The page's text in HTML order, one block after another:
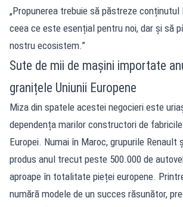
„Propunerea trebuie să păstreze conținutul
ceea ce este esențial pentru noi, dar și să
nostru ecosistem.”
Sute de mii de mașini importate
granițele Uniunii Europene
Miza din spatele acestei negocieri este
dependența marilor constructori de
Europei. Numai în Maroc, grupurile Renault
produs anul trecut peste 500.000 de
aproape în totalitate pieței europene.
numără modele de un succes răsunător,